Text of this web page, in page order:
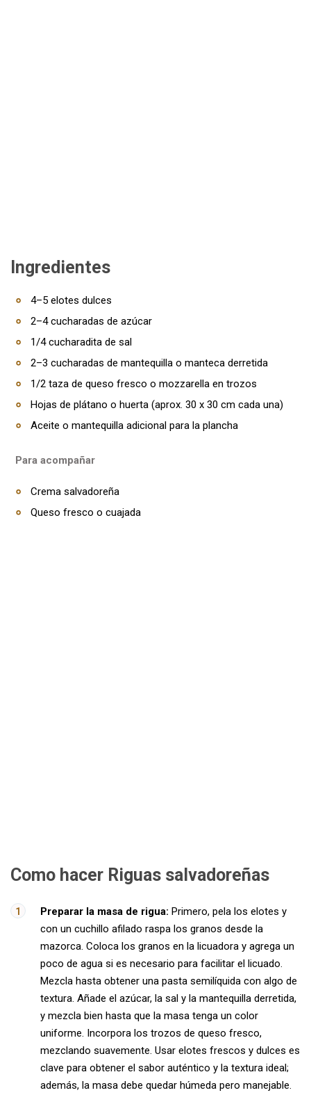
Ingredientes
4–5 elotes dulces
2–4 cucharadas de azúcar
1/4 cucharadita de sal
2–3 cucharadas de mantequilla o manteca derretida
1/2 taza de queso fresco o mozzarella en trozos
Hojas de plátano o huerta (aprox. 30 x 30 cm cada una)
Aceite o mantequilla adicional para la plancha
Para acompañar
Crema salvadoreña
Queso fresco o cuajada
Como hacer Riguas salvadoreñas
Preparar la masa de rigua: Primero, pela los elotes y
con un cuchillo afilado raspa los granos desde la
mazorca. Coloca los granos en la licuadora y agrega un
poco de agua si es necesario para facilitar el licuado.
Mezcla hasta obtener una pasta semilíquida con algo de
textura. Añade el azúcar, la sal y la mantequilla derretida,
y mezcla bien hasta que la masa tenga un color
uniforme. Incorpora los trozos de queso fresco,
mezclando suavemente. Usar elotes frescos y dulces es
clave para obtener el sabor auténtico y la textura ideal;
además, la masa debe quedar húmeda pero manejable.